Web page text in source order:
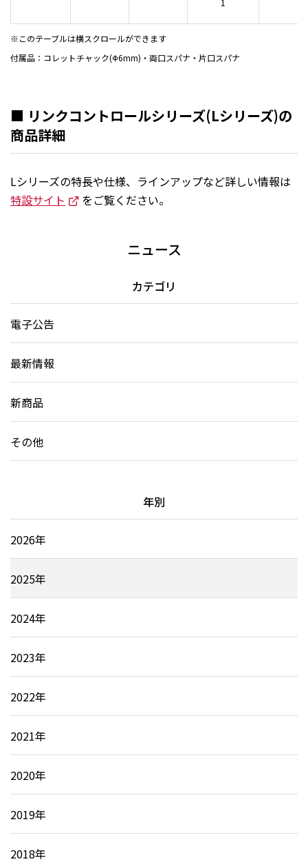
1
※このテーブルは横スクロールができます
付属品：コレットチャック(Φ6mm)・両口スパナ・片口スパナ
■ リンクコントロールシリーズ(Lシリーズ)の
商品詳細
Lシリーズの特長や仕様、ラインアップなど詳しい情報は
特設サイト
をご覧ください。
ニュース
カテゴリ
電子公告
最新情報
新商品
その他
年別
2026年
2025年
2024年
2023年
2022年
2021年
2020年
2019年
2018年